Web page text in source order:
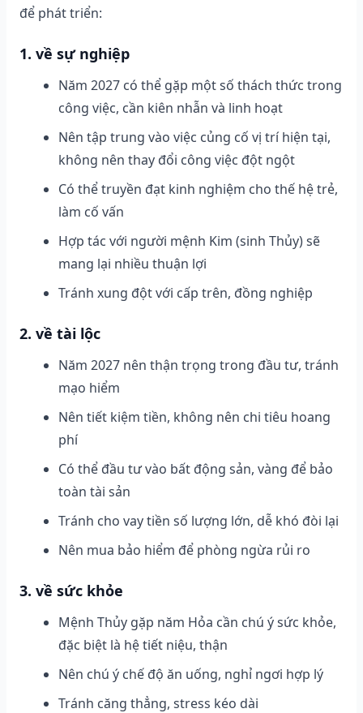
để phát triển:
1. về sự nghiệp
Năm 2027 có thể gặp một số thách thức trong
công việc, cần kiên nhẫn và linh hoạt
Nên tập trung vào việc củng cố vị trí hiện tại,
không nên thay đổi công việc đột ngột
Có thể truyền đạt kinh nghiệm cho thế hệ trẻ,
làm cố vấn
Hợp tác với người mệnh Kim (sinh Thủy) sẽ
mang lại nhiều thuận lợi
Tránh xung đột với cấp trên, đồng nghiệp
2. về tài lộc
Năm 2027 nên thận trọng trong đầu tư, tránh
mạo hiểm
Nên tiết kiệm tiền, không nên chi tiêu hoang
phí
Có thể đầu tư vào bất động sản, vàng để bảo
toàn tài sản
Tránh cho vay tiền số lượng lớn, dễ khó đòi lại
Nên mua bảo hiểm để phòng ngừa rủi ro
3. về sức khỏe
Mệnh Thủy gặp năm Hỏa cần chú ý sức khỏe,
đặc biệt là hệ tiết niệu, thận
Nên chú ý chế độ ăn uống, nghỉ ngơi hợp lý
Tránh căng thẳng, stress kéo dài